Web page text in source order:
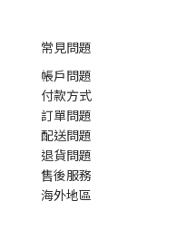
常見問題
帳戶問題
付款方式
訂單問題
配送問題
退貨問題
售後服務
海外地區